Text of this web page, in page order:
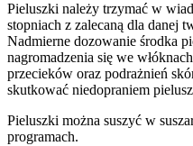
Pieluszki należy trzymać w
stopniach z zalecaną dla danej
Nadmierne dozowanie środka
nagromadzenia się we
przecieków oraz podrażnień
skutkować niedopraniem
Pieluszki można suszyć w
programach.